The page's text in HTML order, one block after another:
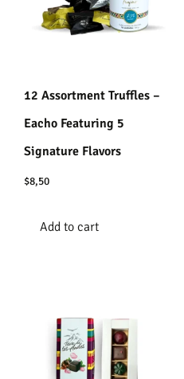
12 Assortment Truffles –
Eacho Featuring 5
Signature Flavors
$8,50
Add to cart